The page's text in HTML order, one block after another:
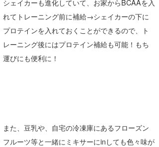
シェイカーも進化していて、お家からBCAAを入
れてトレーニング前に補給→シェイカーの下に
プロテインを入れておくことができるので、ト
レーニング後にはプロテイン補給も可能！もち
運びにも便利に！
また、豆乳や、自宅の冷凍庫にあるフローズン
フルーツ等と一緒にミキサーにinしても色々味が